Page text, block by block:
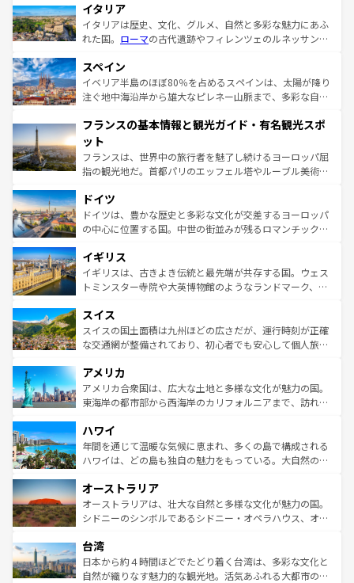
イタリア
イタリアは歴史、文化、グルメ、自然と多彩な魅力にあふ
れた国。 ローマの古代遺跡やフィレンツェのルネッサンス
ろん、トスカーナの美しい田園風景やアマルフィ海岸の絶
景など、自然景観も見逃せない。観光の合間には、本場の
ピザやパスタなど、絶品のイタリア料理を堪能することも
ませてくれるイタリアで、忘れられない旅をしてみよう！
なお、新着のイタリア情報は
しい。
スペイン
イベリア半島のほぼ80％を占めるスペインは、太陽が降り
注ぐ地中海沿岸から雄大なピレネー山脈まで、多彩な自然
文化が根付くこの国では、情熱的なフラメンコ、熱気あふ
れる闘牛、そして美味しいタパスが生活の一部となってい
る。首都マドリードの洗練された雰囲気や、バルセロナの
アートに溢れた街角から、地方では古代ローマ遺跡や中世
せる。地方によって風土や気候が異なるスペインはその個
性で訪れる人を魅了する。 なお、新着のスペイン情報は コ
ンテンツ一覧を参照してほしい。
フランスの基本情報と観光ガイド・有名観光スポ
ット
フランスは、世界中の旅行者を魅了し続けるヨーロッパ屈
指の観光地だ。首都パリのエッフェル塔やルーブル美術館
で、幅広い魅力が詰まっている。華麗な宮殿、歴史的な大
聖堂、美しいビーチ、そして豊かな自然が、訪れる者を心
から魅了する。また、フランスは美食の国としても知ら
いる。シャンパンの発祥地であるランス、プロヴァンスの
香り高いラベンダー畑など、多彩な楽しみ方が可能だ。さ
らに、パリ以外の地域にも魅力が溢れており、どの街角に
れる地方に足を運ぶとそれぞれで全く異なる文化を体験で
きるだろう。 なお、新着のフランス情報はコンテンツ一覧
を参照してほしい。
ドイツ
ドイツは、豊かな歴史と多彩な文化が交差するヨーロッパ
の中心に位置する国。中世の街並みが残るロマンチック街
顔を持つこの国は、どこを歩いても飽きることがない。ベ
ルリンの文化的活気、バイエルン州のアルプスの絶景、そ
してライン川沿いのワイン畑といった風景は必見。ビール
は、お酒好きな人にはぜひ体験してほしい。 なお、新着の
ドイツ情報はコンテンツ一覧を参照してほしい。
イギリス
イギリスは、古きよき伝統と最先端が共存する国。ウェス
トミンスター寺院や大英博物館のようなランドマーク、歴
リアごとに異なる魅力がある。また、優雅なアフタヌーン
ティー、ビール好きにはたまらない英国パブ、サッカー観
戦など、本場だからこそできる体験も豊富。イギリスを旅
ンツ一覧を参照してほしい。
スイス
スイスの国土面積は九州ほどの広さだが、運行時刻が正確
な交通網が整備されており、初心者でも安心して個人旅行
の建物がそのまま残る町や、スイスならではのユニークな
博物館もあり、アルプス観光だけでなく町歩きも満喫する
ことができる。国民の所得が高いため物価も高いが、旅行
ば市内交通費無料で観光を楽しむこともできる。 なお、新
着のスイス情報はコンテンツ一覧 を参照してほしい。
アメリカ
アメリカ合衆国は、広大な土地と多様な文化が魅力の国。
東海岸の都市部から西海岸のカリフォルニアまで、訪れる
のような巨大都市は、観光、ショッピング、エンターテイ
ンメントが詰まった刺激的なスポットだ。一方、アメリカ
西部には大自然が広がり、グランドキャニオンやイエロー
部のニューオーリンズでは、音楽と美食が融合した独特の
文化が魅力。旅行者はアメリカの各地域で異なる魅力を楽
しみながら、その多様性と豊かな歴史を感じることができ
ならではの贅沢な旅のスタイルだ。 なお、新着のアメリカ
情報はコンテンツ一覧を参照してほしい。
ハワイ
年間を通じて温暖な気候に恵まれ、多くの島で構成される
ハワイは、どの島も独自の魅力をもっている。大自然の神
ワイ島は見逃せない。また、定番の観光地といえばオアフ
島だが、静かな自然を求めるならマウイ島やカウアイ島が
おすすめ。エメラルドグリーンに輝く海をはじめ、豊かな
れるおもてなしの心で訪れる人々を迎えてくれるハワイの
人々、おいしいローカルフードやハワイアンミュージッ
ク、伝統的なフラダンスなど、すべてがハワイの魅力を彩
オーストラリア
オーストラリアは、壮大な自然と多様な文化が魅力の国。
シドニーのシンボルであるシドニー・オペラハウス、オー
リアリーフや大陸中央部にそびえるウルル（エアーズロッ
ク）、タスマニアの美しい原生林やケアンズの熱帯雨林な
ど、見どころがたくさん。また、カフェやワイン、オージ
台湾
日本から約４時間ほどでたどり着く台湾は、多彩な文化と
自然が織りなす魅力的な観光地。活気あふれる大都市の台